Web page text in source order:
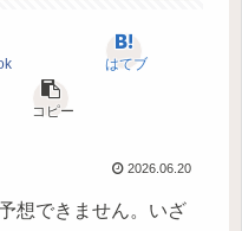
はてブ
コピー
2026.06.20
想できません。いざ